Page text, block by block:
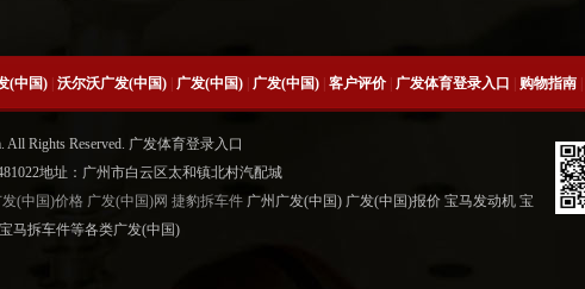
(中国) 沃尔沃广发(中国) 广发(中国) 广发(中国) 客户评价 广发体育登录入口 购物指南
Rights Reserved. 广发体育登录入口
地址：广州市白云区太和镇北村汽配城
发(中国)价格 广发(中国)网 捷豹拆车件 广州广发(中国) 广发(中国)报价 宝马发动机 宝
马拆车件等各类广发(中国)